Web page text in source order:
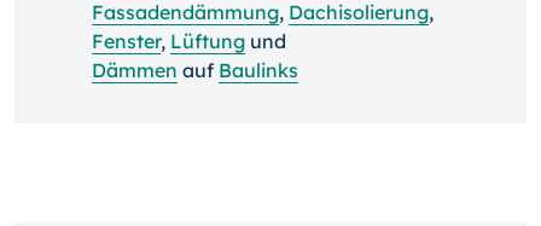
Fassadendämmung, Dachisolierung,
Fenster, Lüftung und
Dämmen auf Baulinks